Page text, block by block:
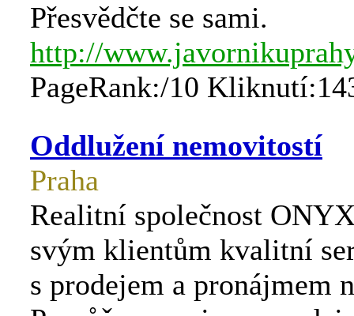
Přesvědčte se sami.
http://
PageRank:/10
Oddlužení nemovitostí
Praha
Realitní společnost
svým klientům kvalitní
s prodejem a pronájmem